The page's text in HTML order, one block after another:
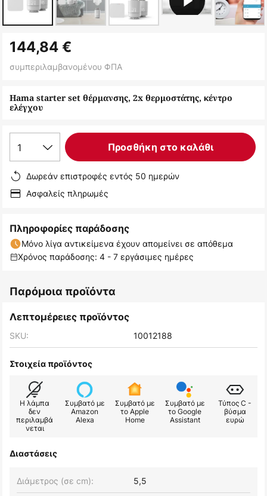
στην
αρχή
συλλογής
εικόνων
Hama starter set θέρμανσης, 2x θερμοστάτης, κέντρο
ελέγχου
144,84 €
συμπεριλαμβανομένου ΦΠΑ
1 Προσθήκη στο καλάθι
Δωρεάν επιστροφές εντός 50 ημερών
Ασφαλείς πληρωμές
Πληροφορίες παράδοσης
Μόνο λίγα αντικείμενα έχουν απομείνει σε απόθεμα
Χρόνος παράδοσης: 4 - 7 εργάσιμες ημέρες
Παρόμοια προϊόντα
Λεπτομέρειες προϊόντος
SKU: 10012188
Στοιχεία προϊόντος
Η λάμπα
δεν
περιλαμβά
νεται
Συμβατό με
Amazon
Alexa
Συμβατό με
το Apple
Home
Συμβατό με
το Google
Assistant
Τύπος C -
βύσμα
ευρώ
Διαστάσεις
Διάμετρος (σε cm): 5,5